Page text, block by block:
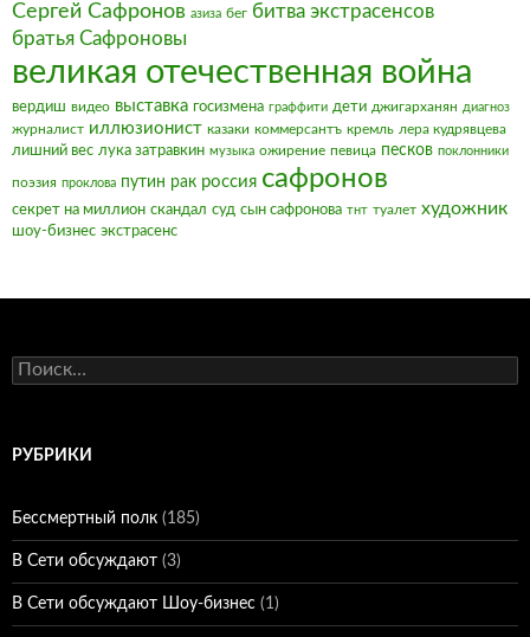
Сергей Сафронов азиза бег битва экстрасенсов
братья Сафроновы
великая отечественная война
вердиш видео выставка госизмена граффити дети джигарханян диагноз
журналист иллюзионист казаки коммерсантъ кремль лера кудрявцева
лишний вес лука затравкин музыка ожирение певица песков поклонники
поэзия проклова путин рак россия сафронов
секрет на миллион скандал суд сын сафронова тнт туалет художник
шоу-бизнес экстрасенс
Найти:
РУБРИКИ
Бессмертный полк (185)
В Сети обсуждают (3)
В Сети обсуждают Шоу-бизнес (1)